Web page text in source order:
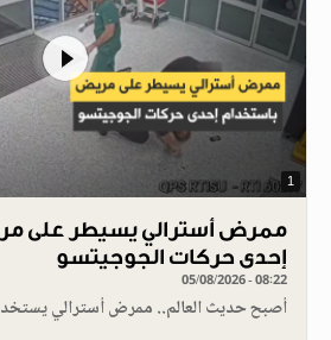
1
ممرض أسترالي يسيطر على
إحدى حركات الجوجيتسو
05/08/2026 - 08:22
أصبح حديث العالم.. ممرض أسترالي